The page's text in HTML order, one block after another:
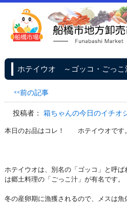
ホテイウオ ～ゴッコ・ごっこ
<<前の記事
投稿者：箱ちゃんの今日のイチオ
本日のお品はコレ！ ホテイウオです。
ホテイウオは、別名の「ゴッコ」と呼
は郷土料理の「ごっこ汁」が有名です。
冬の産卵期に漁獲されるので、メスは